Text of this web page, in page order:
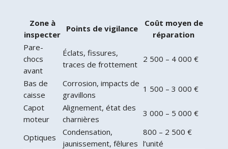
Zone à
inspecter
Points de vigilance
Coût moyen de
réparation
Pare-
chocs
avant
Éclats, fissures,
traces de frottement
2 500 – 4 000 €
Bas de
caisse
Corrosion, impacts de
gravillons
1 500 – 3 000 €
Capot
moteur
Alignement, état des
charnières
3 000 – 5 000 €
Optiques
Condensation,
jaunissement, fêlures
800 – 2 500 €
l’unité